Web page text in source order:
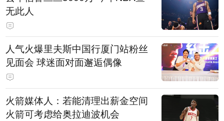
无此人
人气火爆里夫斯中国行厦门站粉丝
见面会 球迷面对面邂逅偶像
火箭媒体人：若能清理出薪金空间
火箭可考虑给奥拉迪波机会